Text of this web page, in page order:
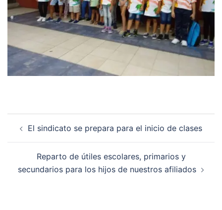
de
El sindicato se prepara para el inicio de clases
Reparto de útiles escolares, primarios y
secundarios para los hijos de nuestros afiliados